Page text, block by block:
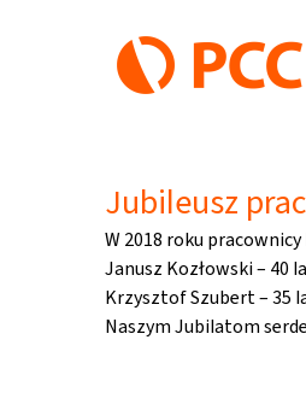
Jubileusz
W 2018 roku pracownicy
Janusz Kozłowski – 40
Krzysztof Szubert – 35
Naszym Jubilatom